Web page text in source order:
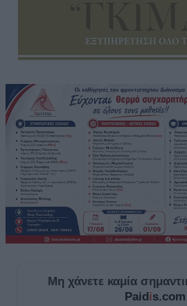
Μη χάνετε καμία
Paidis.com